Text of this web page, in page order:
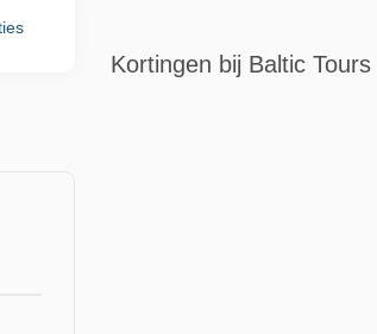
Kortingen bij Baltic Tours